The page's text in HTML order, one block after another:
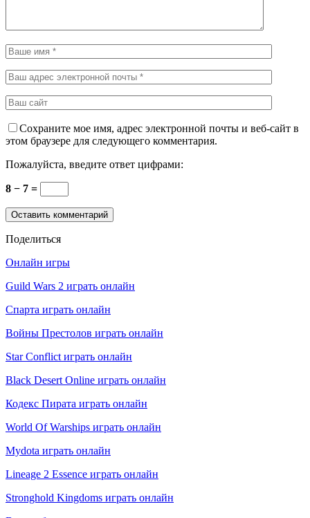
Сохраните мое имя, адрес электронной почты и веб-сайт в
этом браузере для следующего комментария.
Пожалуйста, введите ответ цифрами:
8 − 7 =
Поделиться
Онлайн игры
Guild Wars 2 играть онлайн
Спарта играть онлайн
Войны Престолов играть онлайн
Star Conflict играть онлайн
Black Desert Online играть онлайн
Кодекс Пирата играть онлайн
World Of Warships играть онлайн
Mydota играть онлайн
Lineage 2 Essence играть онлайн
Stronghold Kingdoms играть онлайн